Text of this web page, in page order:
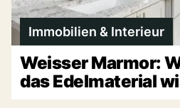
Immobilien & Interieur
Weisser Marmor:
das Edelmaterial